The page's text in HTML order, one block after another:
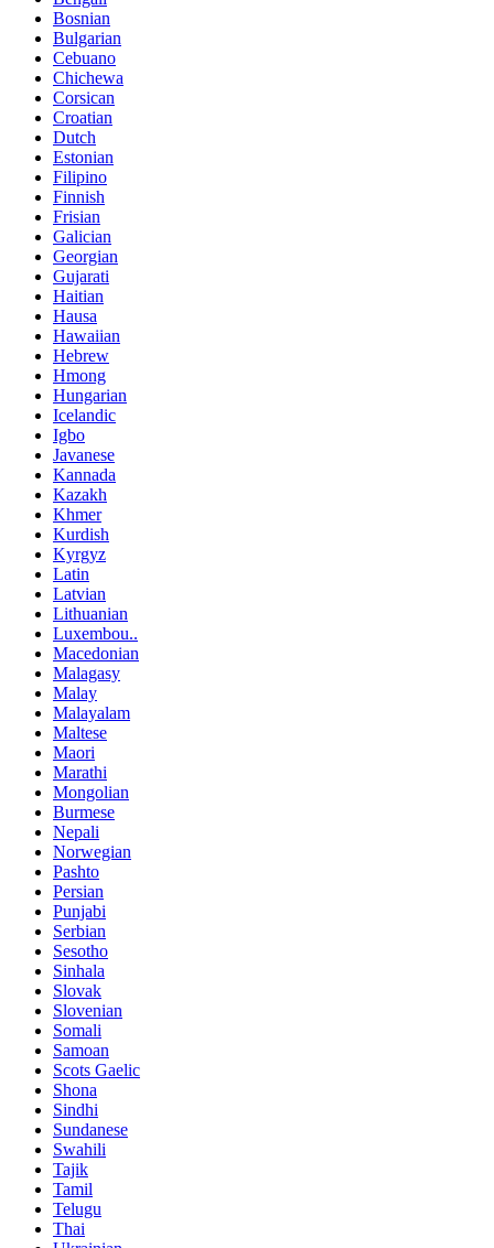
Bosnian
Bulgarian
Cebuano
Chichewa
Corsican
Croatian
Dutch
Estonian
Filipino
Finnish
Frisian
Galician
Georgian
Gujarati
Haitian
Hausa
Hawaiian
Hebrew
Hmong
Hungarian
Icelandic
Igbo
Javanese
Kannada
Kazakh
Khmer
Kurdish
Kyrgyz
Latin
Latvian
Lithuanian
Luxembou..
Macedonian
Malagasy
Malay
Malayalam
Maltese
Maori
Marathi
Mongolian
Burmese
Nepali
Norwegian
Pashto
Persian
Punjabi
Serbian
Sesotho
Sinhala
Slovak
Slovenian
Somali
Samoan
Scots Gaelic
Shona
Sindhi
Sundanese
Swahili
Tajik
Tamil
Telugu
Thai